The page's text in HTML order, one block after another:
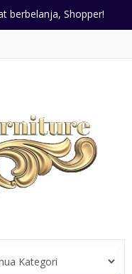
berbelanja, Shopper!